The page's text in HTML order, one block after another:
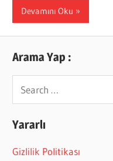
Devamını Oku
Arama Yap :
Yararlı
Gizlilik Politikası